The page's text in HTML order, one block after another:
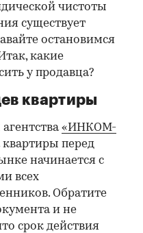
чистоты
существует
остановимся
какие
у продавца?
квартиры
«ИНКОМ-
квартиры перед
начинается с
всех
Обратите
и не
срок действия